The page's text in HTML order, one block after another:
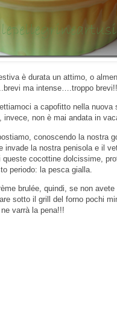
è durata un attimo, o
ma intense….troppo brevi!!
a capofitto nella
non è mai andata in
conoscendo la nostra
invade la nostra penisola e il
cocottine dolcissime,
periodo: la pesca gialla.
brulée, quindi, se non
sotto il grill del forno pochi
varrà la pena!!!